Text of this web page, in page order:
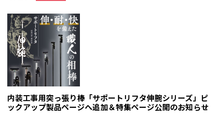
内装工事用突っ張り棒「サポートリフタ伸腕シリーズ」ピ
ックアップ製品ページへ追加＆特集ページ公開のお知らせ